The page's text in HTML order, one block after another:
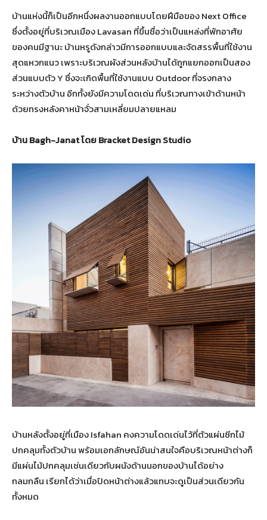
บ้านแห่งนี้ก็เป็นอีกหนึ่งผลงานออกแบบโดยฝีมือของ Next Office
ซึ่งตั้งอยู่ที่บริเวณเมือง Lavasan ที่ขึ้นชื่อว่าเป็นแหล่งที่พักอาศัย
ของคนมีฐานะ บ้านหรูดังกล่าวมีการออกแบบและจัดสรรพื้นที่ใช้งาน
สุดแหวกแนว เพราะบริเวณผังส่วนหลังบ้านได้ถูกแยกออกเป็นสอง
ส่วนแบบตัว Y ซึ่งจะเกิดพื้นที่ใช้งานแบบ Outdoor ที่จรงกลาง
ระหว่างตัวบ้าน อีกทั้งยังมีความโดดเด่น ที่บริเวณทางเข้าด้านหน้า
ด้วยทรงหลังคาหน้าจั่วสามเหลี่ยมปลายแหลม
บ้าน Bagh-Janat โดย Bracket Design Studio
บ้านหลังตั้งอยู่ที่เมือง Isfahan คงความโดดเด่นไว้ที่ตัวแผ่นซีกไม้
ปกคลุมทั้งตัวบ้าน พร้อมเอกลักษณ์อันน่าสนใจคือบริเวณหน้าต่างก็
มีแผ่นไม้ปกคลุมเช่นเดียวกับผนังด้านนอกของบ้านได้อย่าง
กลมกลืน เรียกได้ว่าเมื่อปิดหน้าต่างแล้วแทบจะดูเป็นส่วนเดียวกัน
ทั้งหมด